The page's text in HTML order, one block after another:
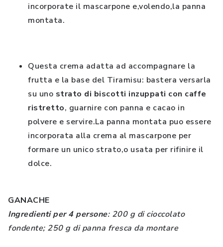
incorporate il mascarpone e,volendo,la panna
montata.
Questa crema adatta ad accompagnare la
frutta e la base del Tiramisu: bastera versarla
su uno strato di biscotti inzuppati con caffe
ristretto, guarnire con panna e cacao in
polvere e servire.La panna montata puo essere
incorporata alla crema al mascarpone per
formare un unico strato,o usata per rifinire il
dolce.
GANACHE
Ingredienti per 4 persone: 200 g di cioccolato
fondente; 250 g di panna fresca da montare